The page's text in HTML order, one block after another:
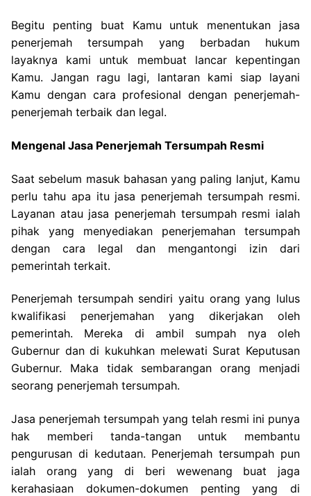
Begitu penting buat Kamu untuk menentukan jasa
penerjemah tersumpah yang berbadan hukum
layaknya kami untuk membuat lancar kepentingan
Kamu. Jangan ragu lagi, lantaran kami siap layani
Kamu dengan cara profesional dengan penerjemah-
penerjemah terbaik dan legal.
Mengenal Jasa Penerjemah Tersumpah Resmi
Saat sebelum masuk bahasan yang paling lanjut, Kamu
perlu tahu apa itu jasa penerjemah tersumpah resmi.
Layanan atau jasa penerjemah tersumpah resmi ialah
pihak yang menyediakan penerjemahan tersumpah
dengan cara legal dan mengantongi izin dari
pemerintah terkait.
Penerjemah tersumpah sendiri yaitu orang yang lulus
kwalifikasi penerjemahan yang dikerjakan oleh
pemerintah. Mereka di ambil sumpah nya oleh
Gubernur dan di kukuhkan melewati Surat Keputusan
Gubernur. Maka tidak sembarangan orang menjadi
seorang penerjemah tersumpah.
Jasa penerjemah tersumpah yang telah resmi ini punya
hak memberi tanda-tangan untuk membantu
pengurusan di kedutaan. Penerjemah tersumpah pun
ialah orang yang di beri wewenang buat jaga
kerahasiaan dokumen-dokumen penting yang di